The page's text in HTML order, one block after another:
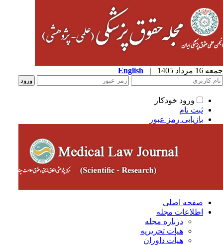
مرداد 1405 |
English
ورود خودکار
ثبت نام
بازیابی رمز عبور
صفحه اصلی
اطلاعات مجله
درباره مجله
هیات تحریریه
هیأت داوران